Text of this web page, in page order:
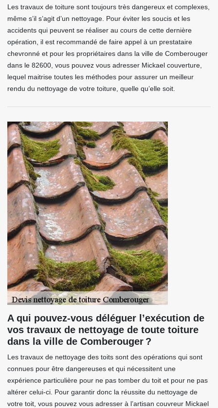
Les travaux de toiture sont toujours très dangereux et complexes,
même s’il s’agit d’un nettoyage. Pour éviter les soucis et les
accidents qui peuvent se réaliser au cours de cette dernière
opération, il est recommandé de faire appel à un prestataire
chevronné et pour les propriétaires dans la ville de Comberouger
dans le 82600, vous pouvez vous adresser Mickael couverture,
lequel maitrise toutes les méthodes pour assurer un meilleur
rendu du nettoyage de votre toiture, quelle qu’elle soit.
A qui pouvez-vous déléguer l’exécution de
vos travaux de nettoyage de toute toiture
dans la ville de Comberouger ?
Les travaux de nettoyage des toits sont des opérations qui sont
connues pour être dangereuses et qui nécessitent une
expérience particulière pour ne pas tomber du toit et pour ne pas
altérer celui-ci. Pour garantir donc la réussite du nettoyage de
votre toit, vous pouvez vous adresser à l’artisan couvreur Mickael